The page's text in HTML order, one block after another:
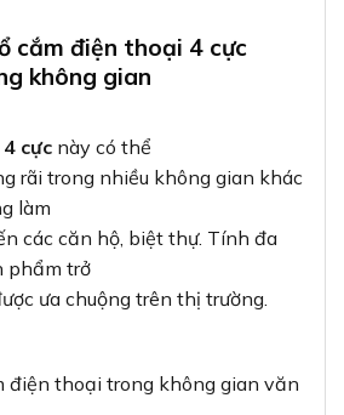
cắm điện thoại 4 cực
không gian
cực này có thể
rãi trong nhiều không gian khác
làm
các căn hộ, biệt thự. Tính đa
phẩm trở
ưa chuộng trên thị trường.